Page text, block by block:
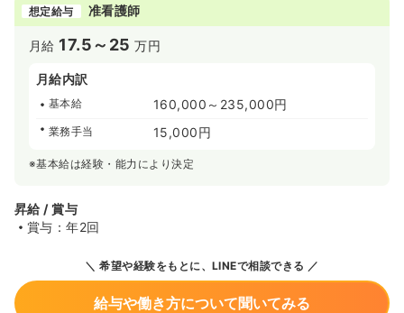
想定給与 准看護師
月給 17.5～25 万円
月給内訳
基本給 160,000～235,000円
業務手当 15,000円
※基本給は経験・能力により決定
昇給 / 賞与
賞与：年2回
希望や経験をもとに、LINEで相談できる
給与や働き方について聞いてみる